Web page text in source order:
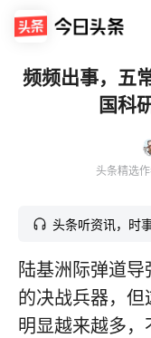
频频出事，五
国科
头条精选
头条听资讯，时
陆基洲际弹道
的决战兵器，
明显越来越多